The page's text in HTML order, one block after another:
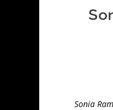
Sonia